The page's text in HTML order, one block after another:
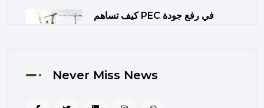
كيف تساهم PEC في رفع جودة
Never Miss News